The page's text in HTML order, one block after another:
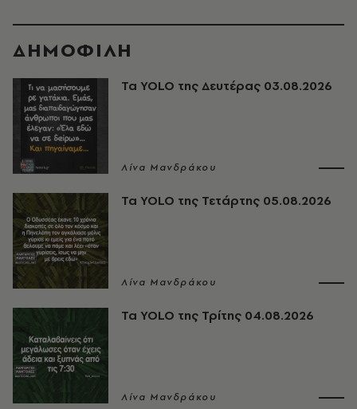
ΔΗΜΟΦΙΛΗ
Τα YOLO της Δευτέρας 03.08.2026
Λίνα Μανδράκου
Τα YOLO της Τετάρτης 05.08.2026
Λίνα Μανδράκου
Τα YOLO της Τρίτης 04.08.2026
Λίνα Μανδράκου